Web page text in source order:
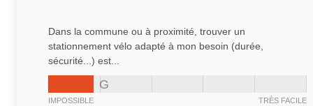
Dans la commune ou à proximité, trouver un
stationnement vélo adapté à mon besoin (durée,
sécurité...) est...
G
IMPOSSIBLE TRÈS FACILE